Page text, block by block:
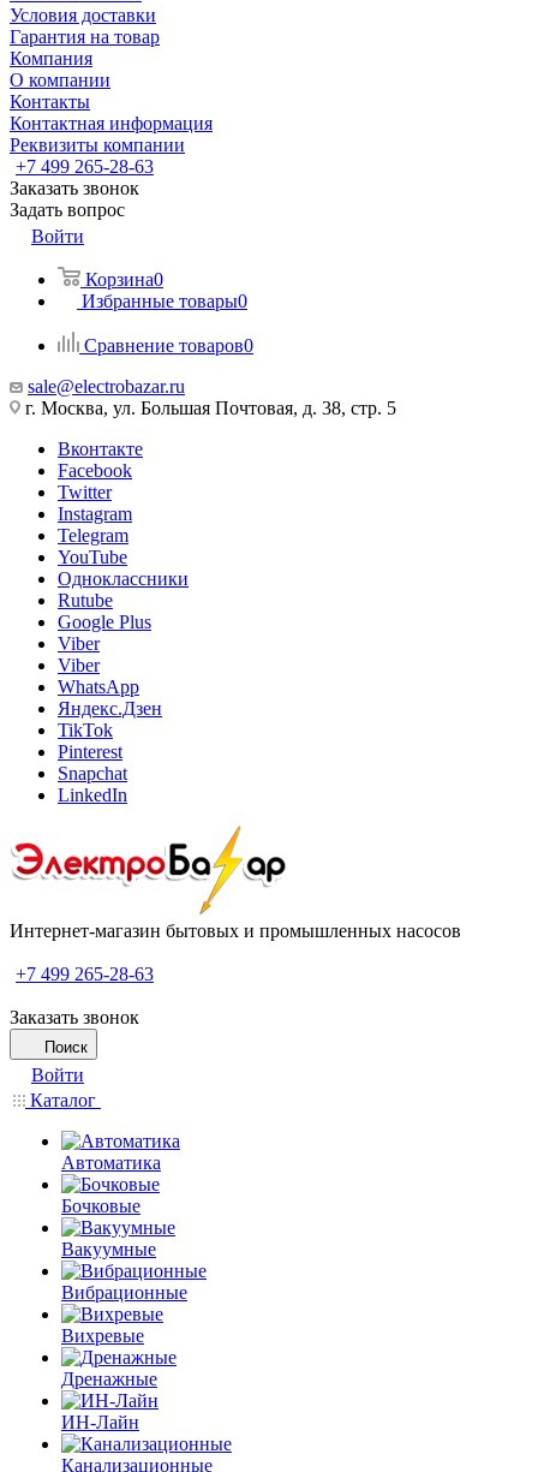
Условия доставки
Гарантия на товар
Компания
О компании
Контакты
Контактная информация
Реквизиты компании
+7 499 265-28-63
Заказать звонок
Задать вопрос
Войти
Корзина0
Избранные товары0
Сравнение товаров0
sale@electrobazar.ru
г. Москва, ул. Большая Почтовая, д. 38, стр. 5
Вконтакте
Facebook
Twitter
Instagram
Telegram
YouTube
Одноклассники
Rutube
Google Plus
Viber
Viber
WhatsApp
Яндекс.Дзен
TikTok
Pinterest
Snapchat
LinkedIn
Интернет-магазин бытовых и промышленных насосов
+7 499 265-28-63
Заказать звонок
Поиск
Войти
Каталог
Автоматика
Бочковые
Вакуумные
Вибрационные
Вихревые
Дренажные
ИН-Лайн
Канализационные